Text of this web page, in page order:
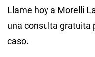
Llame hoy a Morelli
una consulta gratuita
caso.